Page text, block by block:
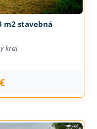
m2 stavebná
kraj